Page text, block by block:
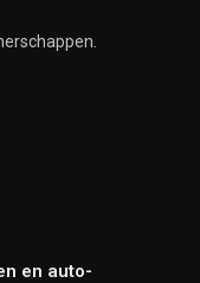
en auto-